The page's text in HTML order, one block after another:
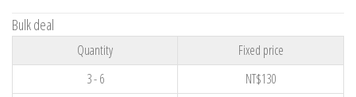
貼
Bulk deal
Quantity
Fixed price
3 - 6
NT$130